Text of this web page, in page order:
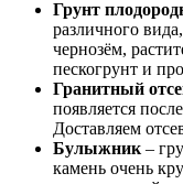
Грунт
различного
чернозём,
пескогрунт и
Гранитный
появляется
Доставляем
Булыжник –
камень очень